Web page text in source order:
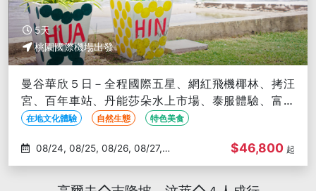
5天
桃園國際機場出發
曼谷華欣５日－全程國際五星、網紅飛機椰林、拷汪
宮、百年車站、丹能莎朵水上市場、泰服體驗、富裕
號、米其林美食、高空酒吧
在地文化體驗 自然生態 特色美食
08/28
$46,800 起